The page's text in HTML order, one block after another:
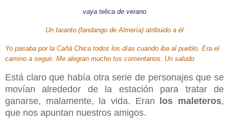
vaya telica de verano
Un taranto (fandango de Almería) atribuido a él
Yo pasaba por la Cañá Chica todos los días cuando iba al pueblo. Era el
camino a seguir. Me alegran mucho tus comentarios. Un saludo
Está claro que había otra serie de personajes que se
movían alrededor de la estación para tratar de
ganarse, malamente, la vida. Eran los maleteros,
que nos apuntan nuestros amigos.